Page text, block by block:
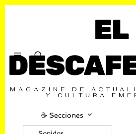
EL
MAGAZINE DE
Y CULTURA
☕️ Secciones